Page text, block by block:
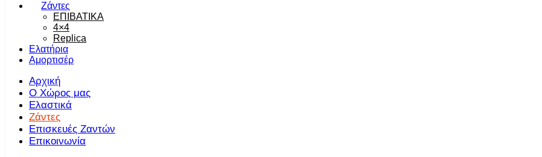
Ζάντες
ΕΠΙΒΑΤΙΚΑ
4×4
Replica
Ελατήρια
Αμορτισέρ
Αρχική
Ο Χώρος μας
Ελαστικά
Ζάντες
Επισκευές Ζαντών
Επικοινωνία